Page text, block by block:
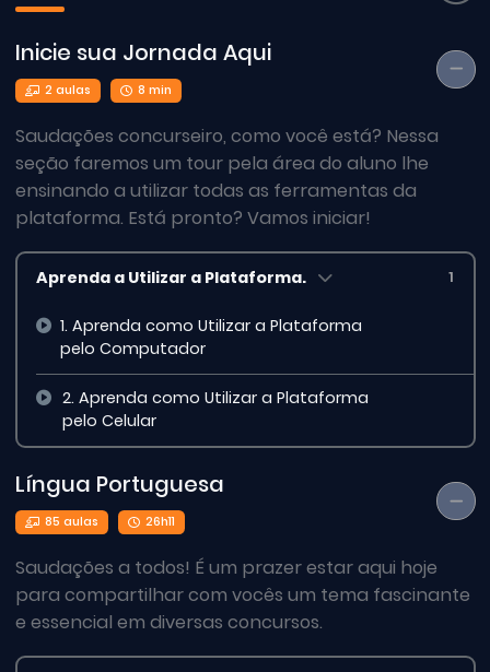
Inicie sua Jornada Aqui
2 aulas 8 min
Saudações concurseiro, como você está? Nessa
seção faremos um tour pela área do aluno lhe
ensinando a utilizar todas as ferramentas da
plataforma. Está pronto? Vamos iniciar!
Aprenda a Utilizar a Plataforma. 1
1. Aprenda como Utilizar a Plataforma
pelo Computador
2. Aprenda como Utilizar a Plataforma
pelo Celular
Língua Portuguesa
85 aulas 26h11
Saudações a todos! É um prazer estar aqui hoje
para compartilhar com vocês um tema fascinante
e essencial em diversas concursos.